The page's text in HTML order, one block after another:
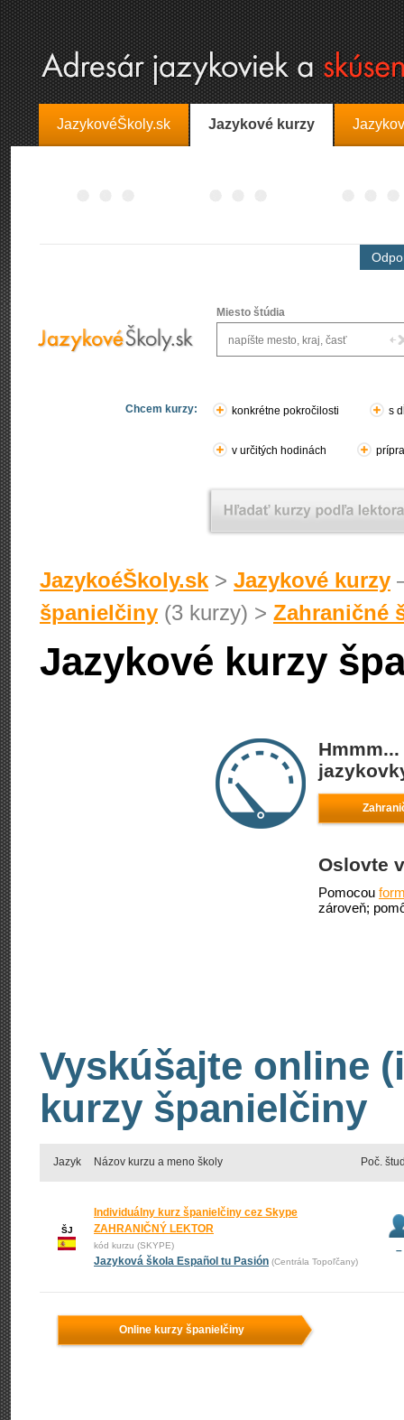
JazykovéŠkoly.sk Jazykové kurzy
Miesto štúdia
Chcem kurzy: konkrétne pokročilosti s
v určitých hodinách
JazykoéŠkoly.sk > Jazykové kurzy
španielčiny (3 kurzy) > Zahraničné
Jazykové kurzy
Oslovte
Pomocou
zároveň;
Vyskúšajte online
kurzy španielčiny
Jazyk Názov kurzu a meno školy Poč.
ŠJ
Individuálny kurz španielčiny cez Skype
ZAHRANIČNÝ LEKTOR
kód kurzu (SKYPE)
Jazyková škola Español tu Pasión (Centrála Topoľčany)
–
Online kurzy španielčiny